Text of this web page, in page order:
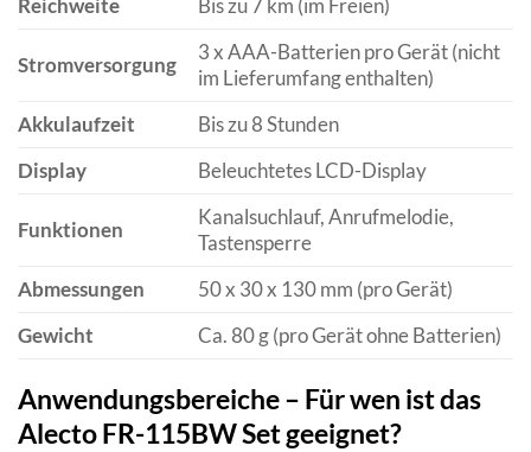
Reichweite
Bis zu 7 km (im Freien)
Stromversorgung
3 x AAA-Batterien pro Gerät (nicht
im Lieferumfang enthalten)
Akkulaufzeit
Bis zu 8 Stunden
Display
Beleuchtetes LCD-Display
Funktionen
Kanalsuchlauf, Anrufmelodie,
Tastensperre
Abmessungen
50 x 30 x 130 mm (pro Gerät)
Gewicht
Ca. 80 g (pro Gerät ohne Batterien)
Anwendungsbereiche – Für wen ist das
Alecto FR-115BW Set geeignet?